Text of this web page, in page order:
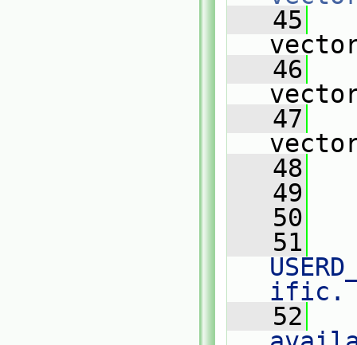
   45
   46
   47
   48
   49
   50
   51
ific.
   52